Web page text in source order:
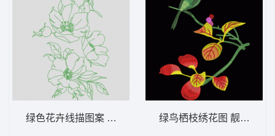
绿色花卉线描图案 简笔花 绿鸟栖枝绣花图 靓花 鸟